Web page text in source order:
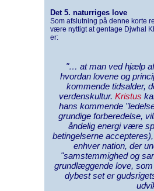
Det 5. naturriges love
Som afslutning på denne korte
være nyttigt at gentage Djwhal
er:
"… at man ved hjælp
hvordan lovene og
kommende tidsalder,
verdenskultur. Kristus
hans kommende
grundige forberedelse,
åndelig energi være
betingelserne
enhver nation, der
"samstemmighed og
grundlæggende love,
dybest set er